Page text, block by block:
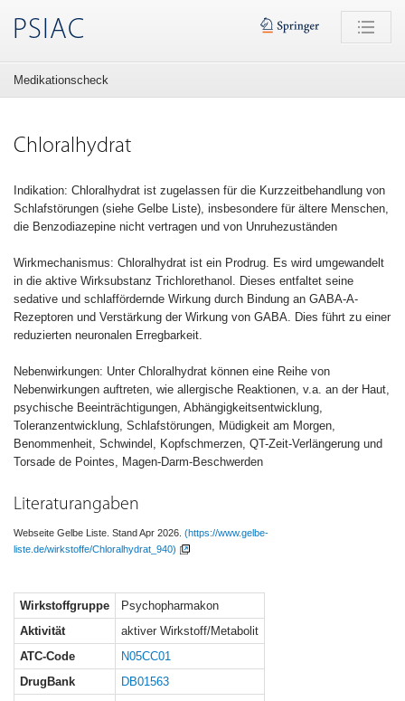
PSIAC
Medikationscheck
Chloralhydrat
Indikation: Chloralhydrat ist zugelassen für die Kurzzeitbehandlung von
Schlafstörungen (siehe Gelbe Liste), insbesondere für ältere Menschen,
die Benzodiazepine nicht vertragen und von Unruhezuständen
Wirkmechanismus: Chloralhydrat ist ein Prodrug. Es wird umgewandelt
in die aktive Wirksubstanz Trichlorethanol. Dieses entfaltet seine
sedative und schlaffördernde Wirkung durch Bindung an GABA-A-
Rezeptoren und Verstärkung der Wirkung von GABA. Dies führt zu einer
reduzierten neuronalen Erregbarkeit.
Nebenwirkungen: Unter Chloralhydrat können eine Reihe von
Nebenwirkungen auftreten, wie allergische Reaktionen, v.a. an der Haut,
psychische Beeinträchtigungen, Abhängigkeitsentwicklung,
Toleranzentwicklung, Schlafstörungen, Müdigkeit am Morgen,
Benommenheit, Schwindel, Kopfschmerzen, QT-Zeit-Verlängerung und
Torsade de Pointes, Magen-Darm-Beschwerden
Literaturangaben
Webseite Gelbe Liste. Stand Apr 2026. (https://www.gelbe-
liste.de/wirkstoffe/Chloralhydrat_940)
Wirkstoffgruppe
Psychopharmakon
Aktivität
aktiver Wirkstoff/Metabolit
ATC-Code
N05CC01
DrugBank
DB01563